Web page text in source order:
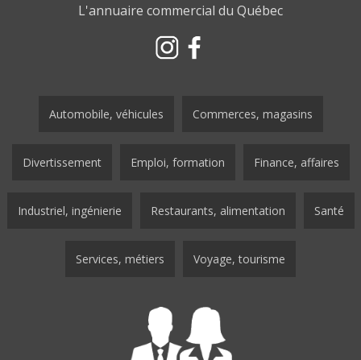
L'annuaire commercial du Québec
Automobile, véhicules Commerces, magasins
Divertissement Emploi, formation Finance, affaires
Industriel, ingénierie Restaurants, alimentation Santé
Services, métiers Voyage, tourisme